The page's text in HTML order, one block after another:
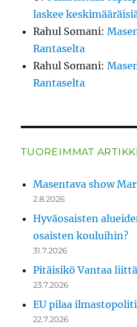
laskee
Rahul Somani:
Rantaselta
Rahul Somani:
Rantaselta
TUOREIMMAT
Masentava show
2.8.2026
Hyväosaisten
osaisten kouluihin?
31.7.2026
Pitäisikö Vantaa
23.7.2026
EU pilaa
22.7.2026